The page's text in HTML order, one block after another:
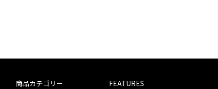
商品カテゴリー
FEATURES